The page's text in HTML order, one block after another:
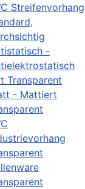
Streifenvorhang
-
Transparent
- Mattiert